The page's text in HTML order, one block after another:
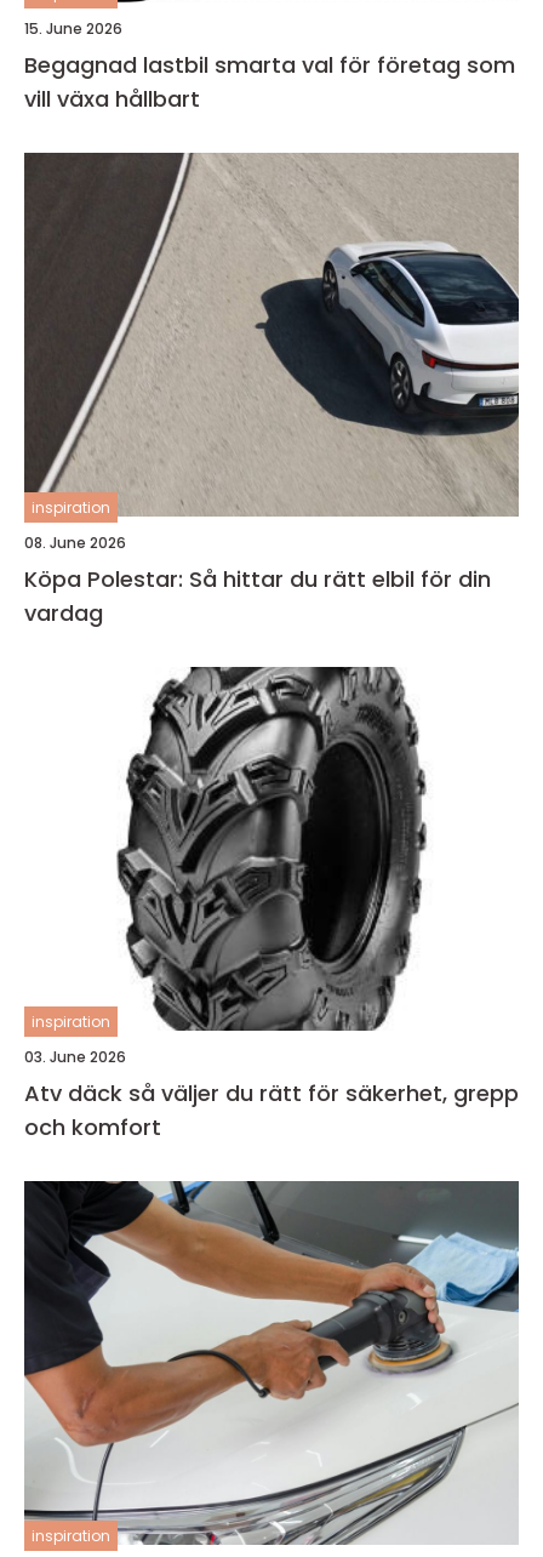
15. June 2026
Begagnad lastbil smarta val för företag som
vill växa hållbart
inspiration
08. June 2026
Köpa Polestar: Så hittar du rätt elbil för din
vardag
inspiration
03. June 2026
Atv däck så väljer du rätt för säkerhet, grepp
och komfort
inspiration